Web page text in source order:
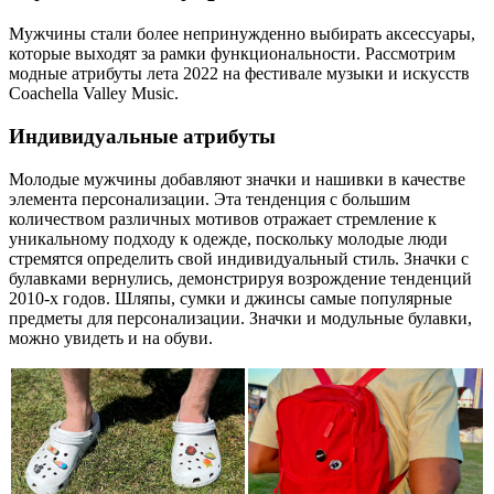
Мужчины стали более непринужденно выбирать аксессуары,
которые выходят за рамки функциональности. Рассмотрим
модные атрибуты лета 2022 на фестивале музыки и искусств
Coachella Valley Music.
Индивидуальные атрибуты
Молодые мужчины добавляют значки и нашивки в качестве
элемента персонализации. Эта тенденция с большим
количеством различных мотивов отражает стремление к
уникальному подходу к одежде, поскольку молодые люди
стремятся определить свой индивидуальный стиль. Значки с
булавками вернулись, демонстрируя возрождение тенденций
2010-х годов. Шляпы, сумки и джинсы самые популярные
предметы для персонализации. Значки и модульные булавки,
можно увидеть и на обуви.